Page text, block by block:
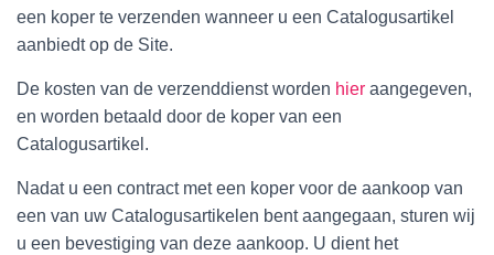
een koper te verzenden wanneer u een Catalogusartikel
aanbiedt op de Site.
De kosten van de verzenddienst worden hier aangegeven,
en worden betaald door de koper van een
Catalogusartikel.
Nadat u een contract met een koper voor de aankoop van
een van uw Catalogusartikelen bent aangegaan, sturen wij
u een bevestiging van deze aankoop. U dient het